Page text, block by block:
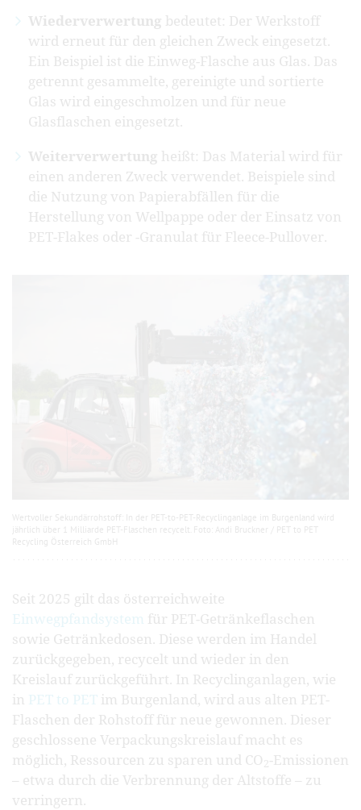
Wiederverwertung bedeutet: Der Werkstoff
wird erneut für den gleichen Zweck eingesetzt.
Ein Beispiel ist die Einweg-Flasche aus Glas. Das
getrennt gesammelte, gereinigte und sortierte
Glas wird eingeschmolzen und für neue
Glasflaschen eingesetzt.
Weiterverwertung heißt: Das Material wird für
einen anderen Zweck verwendet. Beispiele sind
die Nutzung von Papierabfällen für die
Herstellung von Wellpappe oder der Einsatz von
PET-Flakes oder -Granulat für Fleece-Pullover.
Wertvoller Sekundärrohstoff: In der PET-to-PET-Recyclinganlage im Burgenland wird
jährlich über 1 Milliarde PET-Flaschen recycelt. Foto: Andi Bruckner / PET to PET
Recycling Österreich GmbH
Seit 2025 gilt das österreichweite
Einwegpfandsystem für PET-Getränkeflaschen
sowie Getränkedosen. Diese werden im Handel
zurückgegeben, recycelt und wieder in den
Kreislauf zurückgeführt. In Recyclinganlagen, wie
in PET to PET im Burgenland, wird aus alten PET-
Flaschen der Rohstoff für neue gewonnen. Dieser
geschlossene Verpackungskreislauf macht es
möglich, Ressourcen zu sparen und CO2-Emissionen
– etwa durch die Verbrennung der Altstoffe – zu
verringern.